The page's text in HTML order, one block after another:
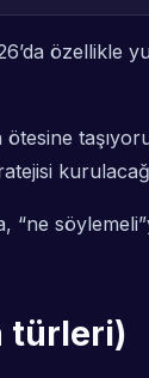
özellikle
“ne
türleri)